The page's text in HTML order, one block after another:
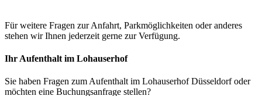
Für weitere Fragen zur Anfahrt, Parkmöglichkeiten oder anderes
stehen wir Ihnen jederzeit gerne zur Verfügung.
Ihr Aufenthalt im Lohauserhof
Sie haben Fragen zum Aufenthalt im Lohauserhof Düsseldorf oder
möchten eine Buchungsanfrage stellen?